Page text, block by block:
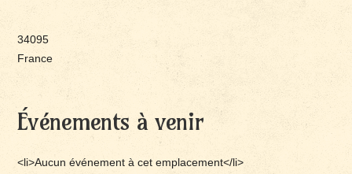
34095
France
Événements à venir
<li>Aucun événement à cet emplacement</li>